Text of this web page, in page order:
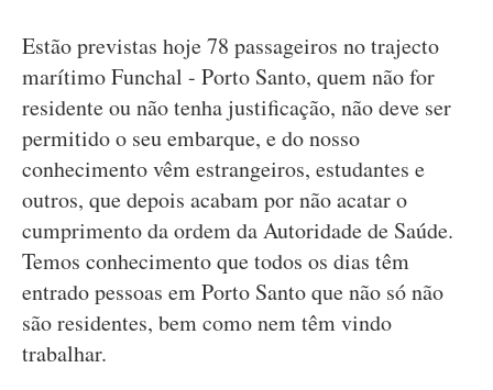
Estão previstas hoje 78 passageiros no trajecto
marítimo Funchal - Porto Santo, quem não for
residente ou não tenha justificação, não deve ser
permitido o seu embarque, e do nosso
conhecimento vêm estrangeiros, estudantes e
outros, que depois acabam por não acatar o
cumprimento da ordem da Autoridade de Saúde.
Temos conhecimento que todos os dias têm
entrado pessoas em Porto Santo que não só não
são residentes, bem como nem têm vindo
trabalhar.